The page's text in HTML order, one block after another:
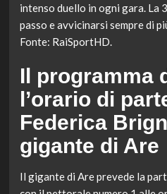
intenso duello in ogni gara. La
passo e avvicinarsi sempre di
Fonte: RaiSportHD.
Il programma
l’orario di
Federica
gigante di Are
Il gigante di Are prevede la